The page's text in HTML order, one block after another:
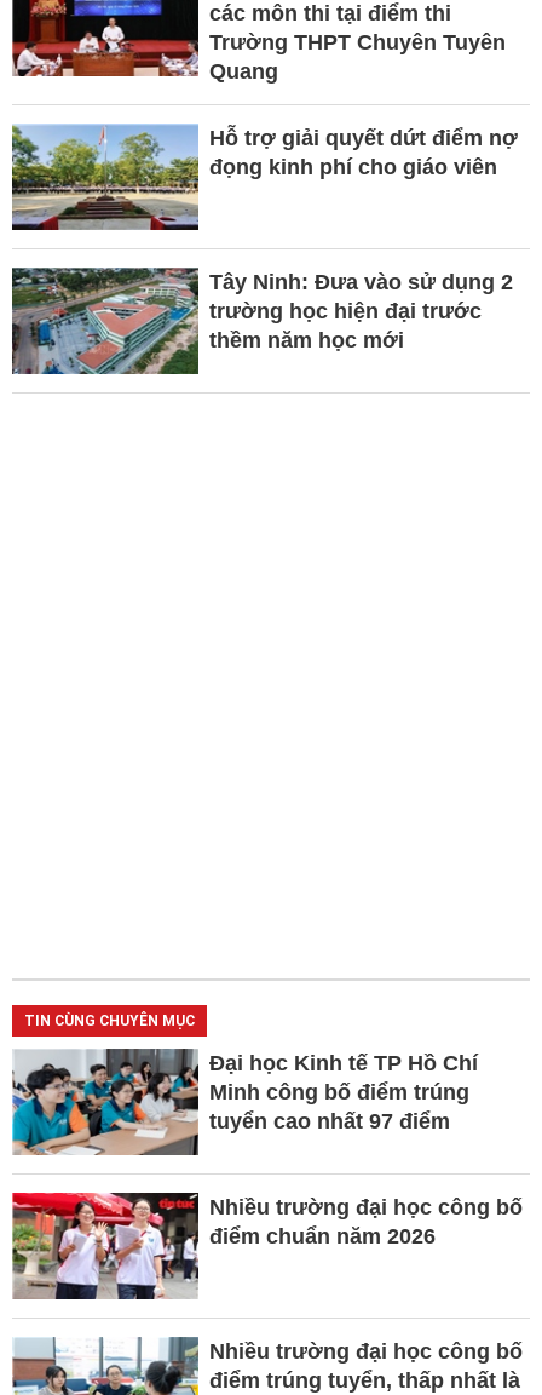
các môn thi tại điểm thi
Trường THPT Chuyên Tuyên
Quang
Hỗ trợ giải quyết dứt điểm nợ
đọng kinh phí cho giáo viên
Tây Ninh: Đưa vào sử dụng 2
trường học hiện đại trước
thềm năm học mới
TIN CÙNG CHUYÊN MỤC
Đại học Kinh tế TP Hồ Chí
Minh công bố điểm trúng
tuyển cao nhất 97 điểm
Nhiều trường đại học công bố
điểm chuẩn năm 2026
Nhiều trường đại học công bố
điểm trúng tuyển, thấp nhất là